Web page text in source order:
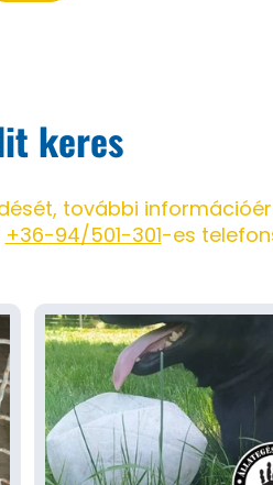
keres
további
+36-94/501-301-es